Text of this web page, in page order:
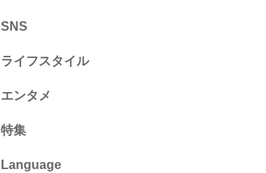
心理テスト
SNS
ライフスタイル
推し活
カルチャー・暮らし
エンタメ
特集
Language